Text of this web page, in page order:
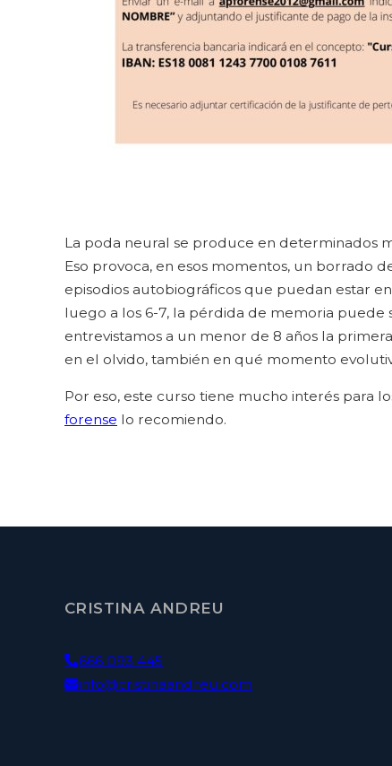
La poda neural se produce en determinados
Eso provoca, en esos momentos, un borrado
episodios autobiográficos que puedan estar
luego a los 6-7, la pérdida de memoria puede
entrevistamos a un menor de 8 años la
en el olvido, también en qué momento
Por eso, este curso tiene mucho interés para
forense lo recomiendo.
CRISTINA ANDREU
666 093 445
info@cristinaandreu.com